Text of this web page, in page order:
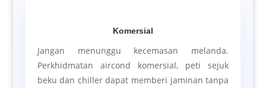
Komersial
Jangan menunggu kecemasan melanda.
Perkhidmatan aircond komersial, peti sejuk
beku dan chiller dapat memberi jaminan tanpa